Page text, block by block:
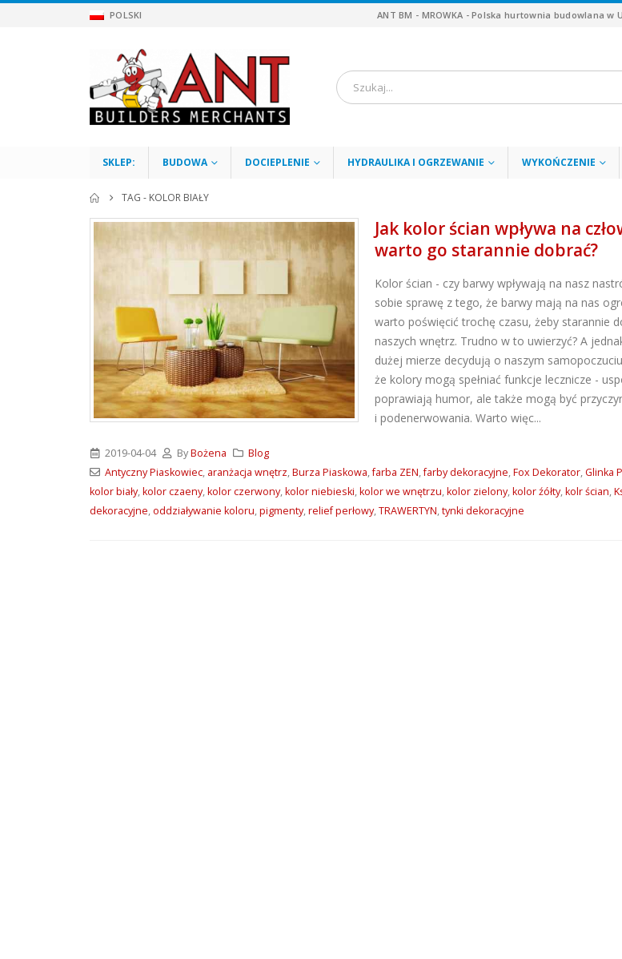
POLSKI ANT BM - MROWKA - Polska hurtownia budowlana w
SKLEP: BUDOWA DOCIEPLENIE HYDRAULIKA I OGRZEWANIE WYKOŃCZENIE
TAG - KOLOR BIAŁY
Jak kolor ścian wpływa na
warto go starannie dobrać?
Kolor ścian - czy barwy wpływają na nasz
sobie sprawę z tego, że barwy mają na nas
warto poświęcić trochę czasu, żeby starannie
naszych wnętrz. Trudno w to uwierzyć? A
dużej mierze decydują o naszym
że kolory mogą spełniać funkcje lecznicze -
poprawiają humor, ale także mogą być
i podenerwowania. Warto więc...
2019-04-04 ByBożena
Blog
Antyczny Piaskowiec, aranżacja wnętrz,Burza Piaskowa,farba ZEN,farby dekoracyjne,Fox Dekorator,Glinka
kolor biały,kolor czaeny,kolor czerwony,kolor niebieski,kolor we wnętrzu,kolor zielony,kolor źółty,kolr ścian,
dekoracyjne,oddziaływanie koloru,pigmenty,relief perłowy,TRAWERTYN,tynki dekoracyjne
ATLAS M-SYSTEM 3G –
nowoczesny system
montażu płyt G-K i OSB
Wkręty farmerskie WFD –
rodzaje i zastosowanie
2026-07-27
Dlaczego warto wybrać
kleje Grip All marki Soudal?
2026-06-16
GTA w ANT BM Limited!
2026-05-27